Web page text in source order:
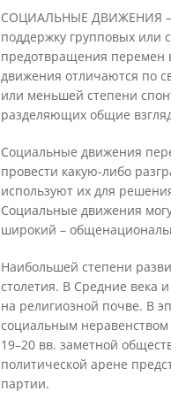
СОЦИАЛЬНЫЕ ДВИЖЕНИЯ –
поддержку групповых или
предотвращения перемен
движения отличаются по
или меньшей степени
разделяющих общие
Социальные движения
провести какую-либо
используют их для
Социальные движения
широкий –
Наибольшей степени
столетия. В Средние века
на религиозной почве. В
социальным
19–20 вв. заметной
политической арене
партии.